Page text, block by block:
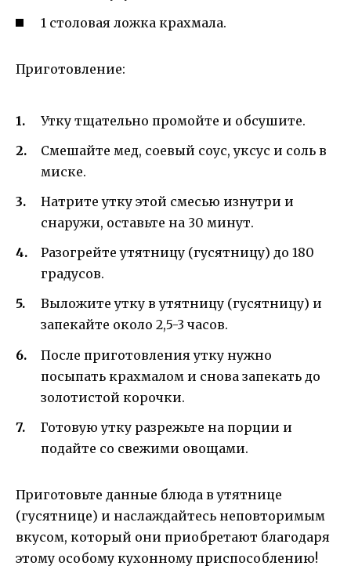
1 столовая ложка крахмала.
Приготовление:
Утку тщательно промойте и обсушите.
Смешайте мед, соевый соус, уксус и соль в
миске.
Натрите утку этой смесью изнутри и
снаружи, оставьте на 30 минут.
Разогрейте утятницу (гусятницу) до 180
градусов.
Выложите утку в утятницу (гусятницу) и
запекайте около 2,5-3 часов.
После приготовления утку нужно
посыпать крахмалом и снова запекать до
золотистой корочки.
Готовую утку разрежьте на порции и
подайте со свежими овощами.
Приготовьте данные блюда в утятнице
(гусятнице) и наслаждайтесь неповторимым
вкусом, который они приобретают благодаря
этому особому кухонному приспособлению!